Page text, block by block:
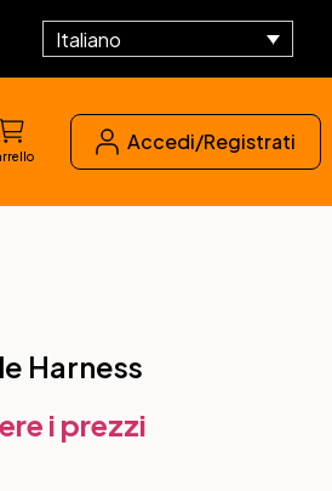
Italiano
Accedi/Registrati
Harness
i prezzi